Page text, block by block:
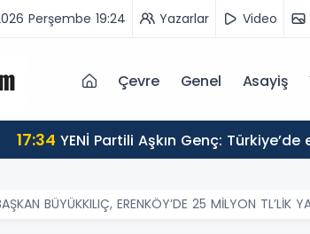
Perşembe 19:24 Yazarlar Video
Çevre Genel Asayiş
17:34 YENİ Partili Aşkın Genç: Türkiye’de emekçi Almanya’dan yüzde 25 fazla çalışıyor, asgari ücret ayın 18
gününe yetiyor
BÜYÜKKILIÇ, ERENKÖY’DE 25 MİLYON TL’LİK